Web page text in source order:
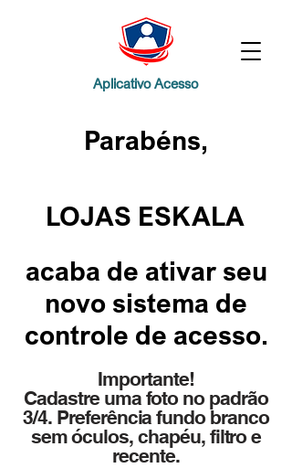
Aplicativo Acesso
Parabéns,
LOJAS ESKALA
acaba de ativar seu
novo sistema de
controle de acesso.
Importante!
Cadastre uma foto no padrão
3/4. Preferência fundo branco
sem óculos, chapéu, filtro e
recente.